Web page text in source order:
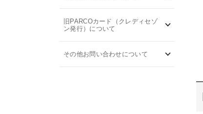
旧PARCOカード（クレディセゾ
ン発行）について
その他お問い合わせについて